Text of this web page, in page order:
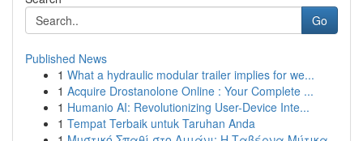
Go
Published News
1 What a hydraulic modular trailer implies for we...
1 Acquire Drostanolone Online : Your Complete ...
1 Humanio AI: Revolutionizing User-Device Inte...
1 Tempat Terbaik untuk Taruhan Anda